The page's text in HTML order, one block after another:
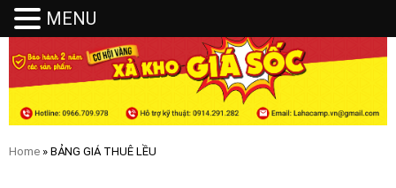
Home » BẢNG GIÁ THUÊ LỀU
MENU
MENU